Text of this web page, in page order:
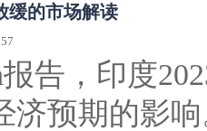
缓的市场解读
报告，印度
济预期的影